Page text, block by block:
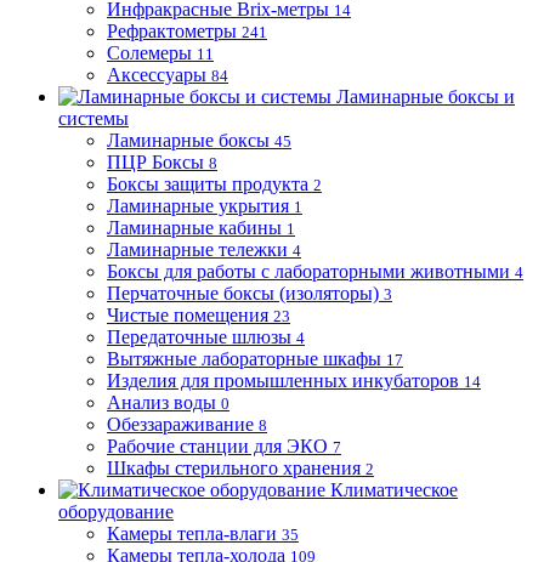
Инфракрасные Brix-метры 14
Рефрактометры 241
Солемеры 11
Аксессуары 84
Ламинарные боксы и
системы
Ламинарные боксы 45
ПЦР Боксы 8
Боксы защиты продукта 2
Ламинарные укрытия 1
Ламинарные кабины 1
Ламинарные тележки 4
Боксы для работы с лабораторными животными 4
Перчаточные боксы (изоляторы) 3
Чистые помещения 23
Передаточные шлюзы 4
Вытяжные лабораторные шкафы 17
Изделия для промышленных инкубаторов 14
Анализ воды 0
Обеззараживание 8
Рабочие станции для ЭКО 7
Шкафы стерильного хранения 2
Климатическое
оборудование
Камеры тепла-влаги 35
Камеры тепла-холода 109